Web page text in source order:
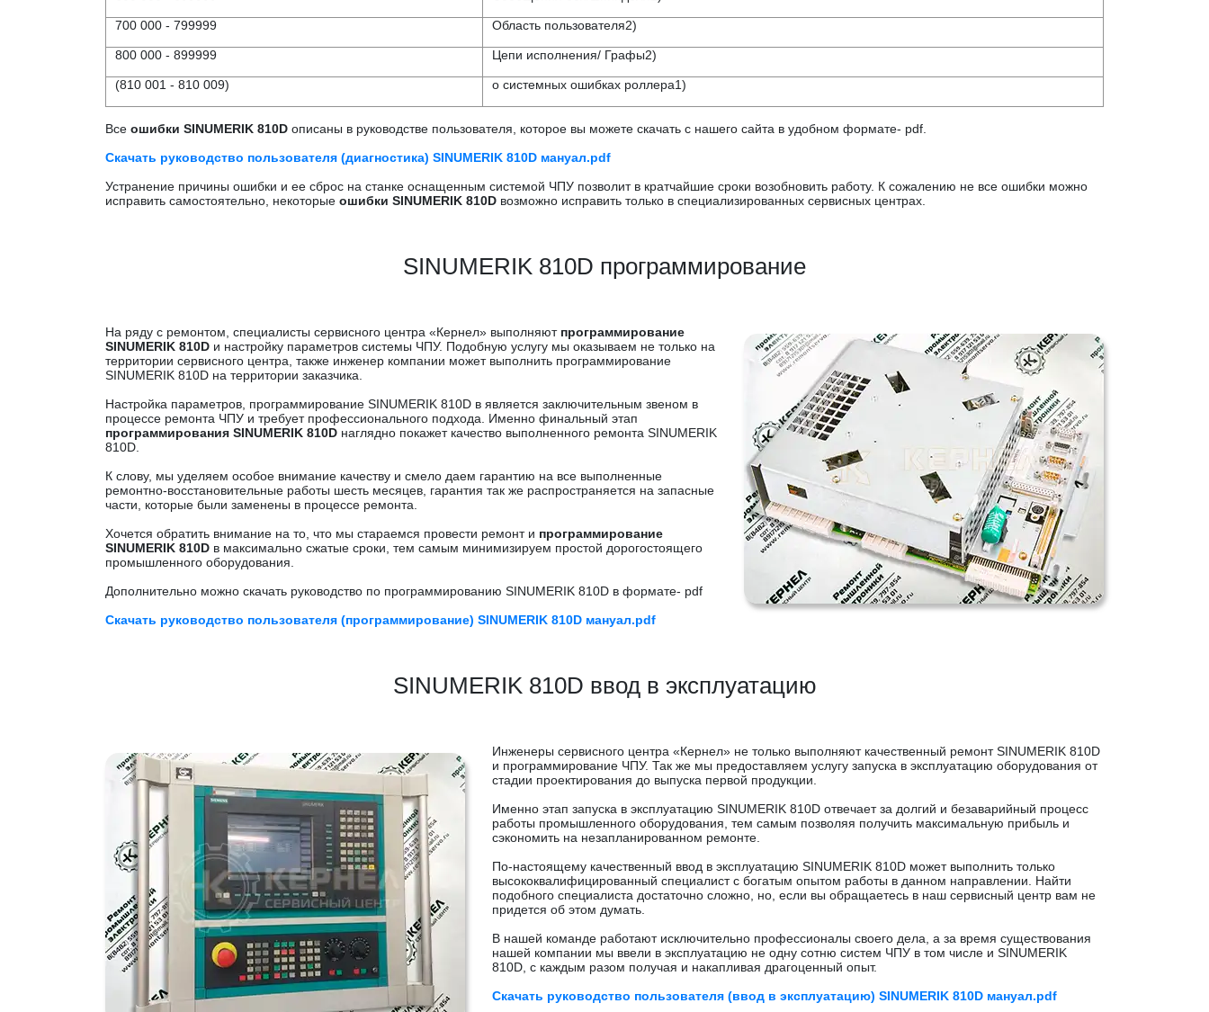
700 000 - 799999 Область пользователя2)
800 000 - 899999 Цепи исполнения/ Графы2)
(810 001 - 810 009) o системных ошибках роллера1)
Все ошибки SINUMERIK 810D описаны в руководстве пользователя, которое вы можете скачать с нашего сайта в удобном формате- pdf.
Скачать руководство пользователя (диагностика) SINUMERIK 810D мануал.pdf
Устранение причины ошибки и ее сброс на станке оснащенным системой ЧПУ позволит в кратчайшие сроки возобновить работу. К сожалению не все ошибки можно
исправить самостоятельно, некоторые ошибки SINUMERIK 810D возможно исправить только в специализированных сервисных центрах.
SINUMERIK 810D программирование
На ряду с ремонтом, специалисты сервисного центра «Кернел» выполняют программирование
SINUMERIK 810D и настройку параметров системы ЧПУ. Подобную услугу мы оказываем не только на
территории сервисного центра, также инженер компании может выполнить программирование
SINUMERIK 810D на территории заказчика.
Настройка параметров, программирование SINUMERIK 810D в является заключительным звеном в
процессе ремонта ЧПУ и требует профессионального подхода. Именно финальный этап
программирования SINUMERIK 810D наглядно покажет качество выполненного ремонта SINUMERIK
810D.
К слову, мы уделяем особое внимание качеству и смело даем гарантию на все выполненные
ремонтно-восстановительные работы шесть месяцев, гарантия так же распространяется на запасные
части, которые были заменены в процессе ремонта.
Хочется обратить внимание на то, что мы стараемся провести ремонт и программирование
SINUMERIK 810D в максимально сжатые сроки, тем самым минимизируем простой дорогостоящего
промышленного оборудования.
Дополнительно можно скачать руководство по программированию SINUMERIK 810D в формате- pdf
Скачать руководство пользователя (программирование) SINUMERIK 810D мануал.pdf
SINUMERIK 810D ввод в эксплуатацию
Инженеры сервисного центра «Кернел» не только выполняют качественный ремонт SINUMERIK 810D
и программирование ЧПУ. Так же мы предоставляем услугу запуска в эксплуатацию оборудования от
стадии проектирования до выпуска первой продукции.
Именно этап запуска в эксплуатацию SINUMERIK 810D отвечает за долгий и безаварийный процесс
работы промышленного оборудования, тем самым позволяя получить максимальную прибыль и
сэкономить на незапланированном ремонте.
По-настоящему качественный ввод в эксплуатацию SINUMERIK 810D может выполнить только
высококвалифицированный специалист с богатым опытом работы в данном направлении. Найти
подобного специалиста достаточно сложно, но, если вы обращаетесь в наш сервисный центр вам не
придется об этом думать.
В нашей команде работают исключительно профессионалы своего дела, а за время существования
нашей компании мы ввели в эксплуатацию не одну сотню систем ЧПУ в том числе и SINUMERIK
810D, с каждым разом получая и накапливая драгоценный опыт.
Скачать руководство пользователя (ввод в эксплуатацию) SINUMERIK 810D мануал.pdf